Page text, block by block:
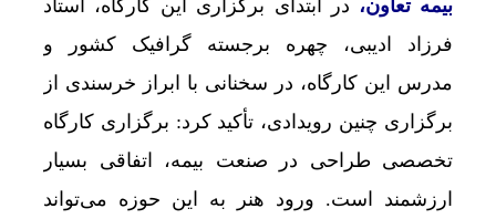
بیمه تعاون، در ابتدای برگزاری این کارگاه، استاد
فرزاد ادیبی، چهره برجسته گرافیک کشور و
مدرس این کارگاه، در سخنانی با ابراز خرسندی از
برگزاری چنین رویدادی، تأکید کرد: برگزاری کارگاه
تخصصی طراحی در صنعت بیمه، اتفاقی بسیار
ارزشمند است. ورود هنر به این حوزه می‌تواند